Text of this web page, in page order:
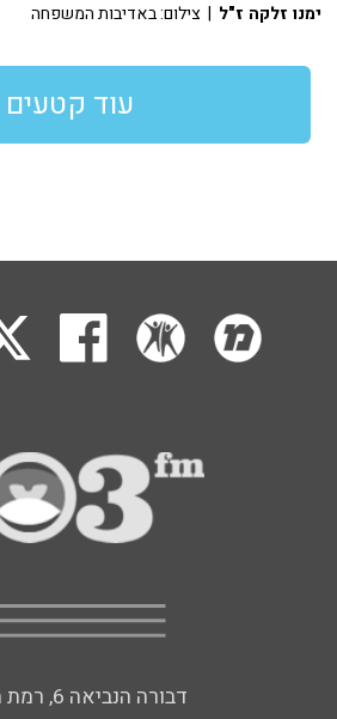
ימנו זלקה ז"ל | צילום: באדיבות המשפחה
עוד קטעים
דבורה הנביאה 6, רמת השרון